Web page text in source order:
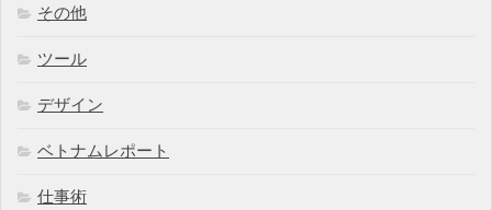
その他
ツール
デザイン
ベトナムレポート
仕事術